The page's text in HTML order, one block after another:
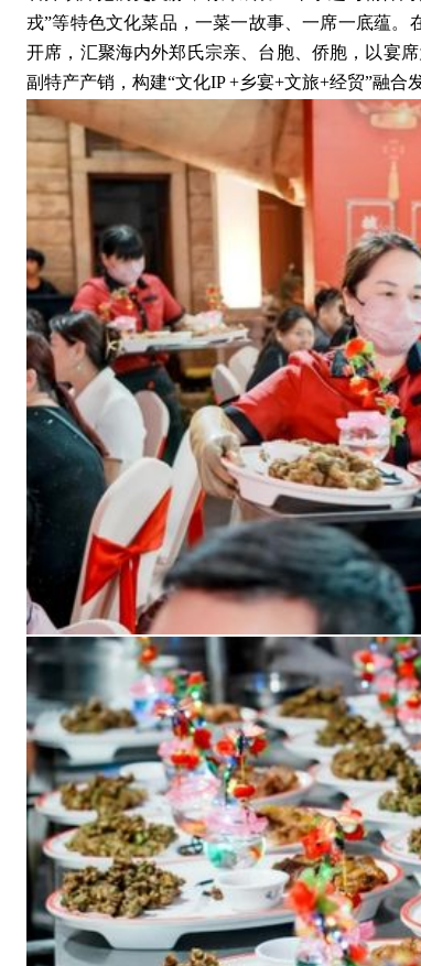
戎”等特色文化菜品，一菜一故事、一席一底蕴。
开席，汇聚海内外郑氏宗亲、台胞、侨胞，以宴
副特产产销，构建“文化IP +乡宴+文旅+经贸”融合